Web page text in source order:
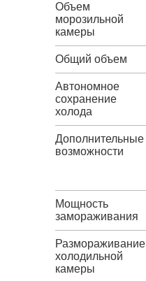
Объем
морозильной
камеры
Общий объем
Автономное
сохранение
холода
Дополнительные
возможности
Мощность
замораживания
Размораживание
холодильной
камеры